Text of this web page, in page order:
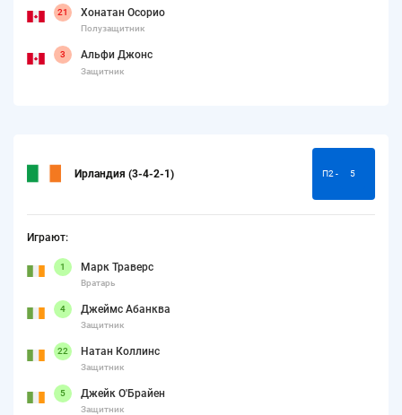
21 Хонатан Осорио
Полузащитник
3 Альфи Джонс
Защитник
Ирландия (3-4-2-1) П2 - 5
Играют:
1 Марк Траверс
Вратарь
4 Джеймс Абанква
Защитник
22 Натан Коллинс
Защитник
5 Джейк О'Брайен
Защитник